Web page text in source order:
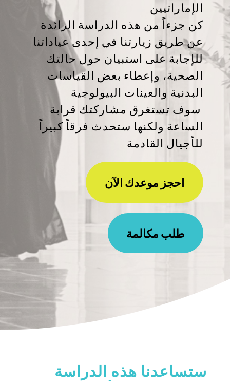
الإماراتيين
كن جزءاً من هذه الدراسة الرائدة
عن طريق زيارتنا في إحدى عياداتنا
للإجابة على استبيان حول حالتك
الصحية، وإعطاء بعض القياسات
البدنية والعينات البيولوجية
سوف تستغرق مشاركتك قرابة
الساعة ولكنها ستحدث فرقاً كبيراً
للأجيال القادمة
احجز موعدك الآن
طلب مكالمة
ستساعدنا هذه الدراسة